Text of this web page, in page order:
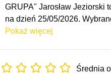
GRUPA" Jarosław Jeziorski
na dzień 25/05/2026.
sprzedażą towarów różnego
Wszelka pozostała
Pokaż więcej
Średnia